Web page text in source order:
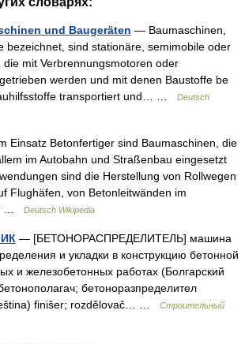
und Baugeräten — Baumaschinen,
bezeichnet, sind stationäre, semimobile oder
die mit Verbrennungsmotoren oder
werden und mit denen Baustoffe be
transportiert und… …
Deutsch
Einsatz Betonfertiger sind Baumaschinen, die
im Autobahn und Straßenbau eingesetzt
sind die Herstellung von Rollwegen
Flughäfen, von Betonleitwänden im
…
Deutsch Wikipedia
— [БЕТОНОРАСПРЕДЕЛИТЕЛЬ] машина
и укладки в конструкцию бетонной
и железобетонных работах (Болгарский
бетоноразпределител
finišer; rozdělovač… …
Строительный